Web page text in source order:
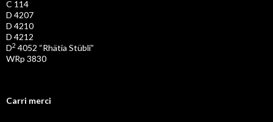
C 114
D 4207
D 4210
D 4212
D2 4052 “Rhätia Stübli”
WRp 3830
Carri merci